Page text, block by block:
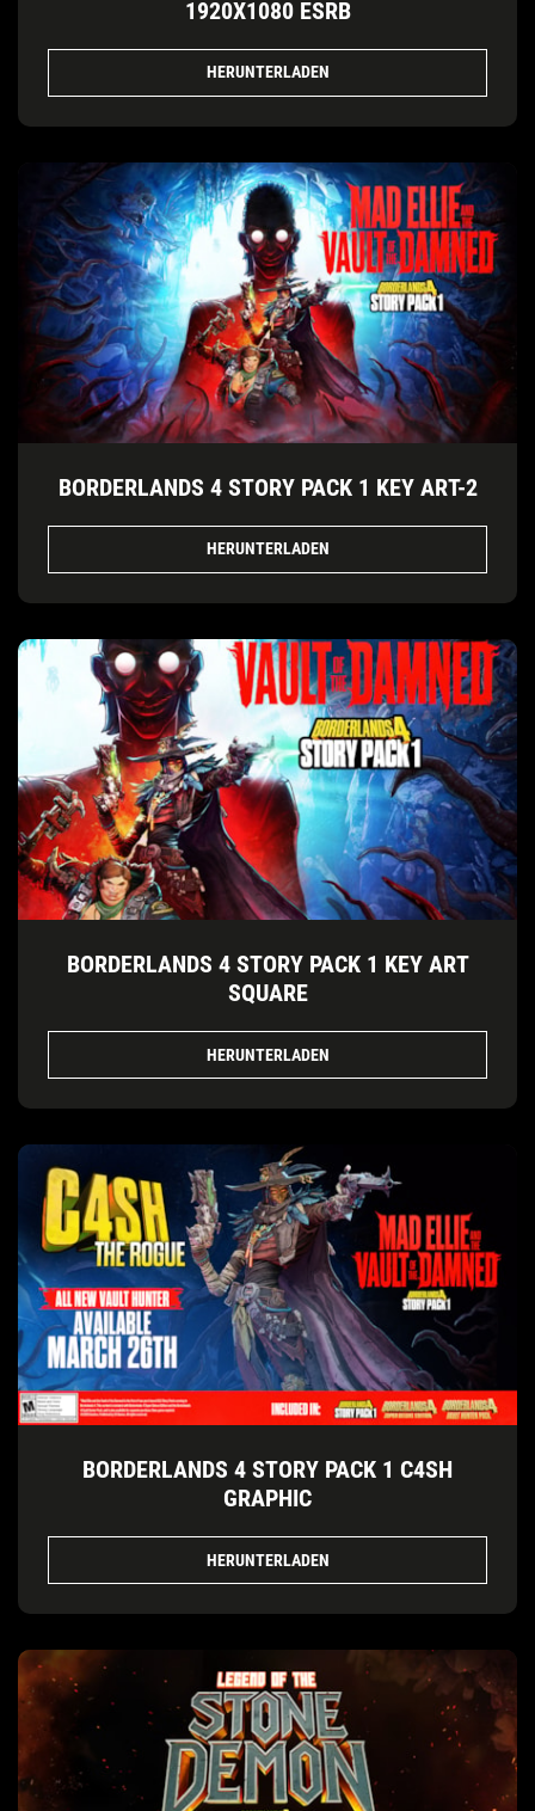
1920X1080 ESRB
HERUNTERLADEN
BORDERLANDS 4 STORY PACK 1 KEY ART-2
HERUNTERLADEN
BORDERLANDS 4 STORY PACK 1 KEY ART
SQUARE
HERUNTERLADEN
BORDERLANDS 4 STORY PACK 1 C4SH
GRAPHIC
HERUNTERLADEN